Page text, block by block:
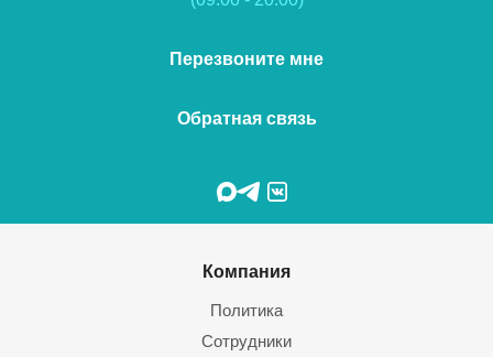
Перезвоните мне
Обратная связь
Компания
Политика
Сотрудники